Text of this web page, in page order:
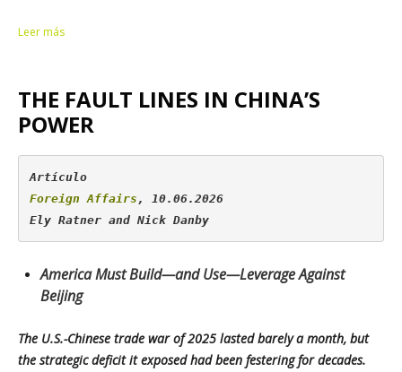
Leer más
THE FAULT LINES IN CHINA’S
POWER
Artículo
Foreign Affairs , 10.06.2026
Ely Ratner and Nick Danby
America Must Build—and Use—Leverage Against
Beijing
The U.S.-Chinese trade war of 2025 lasted barely a month, but
the strategic deficit it exposed had been festering for decades.